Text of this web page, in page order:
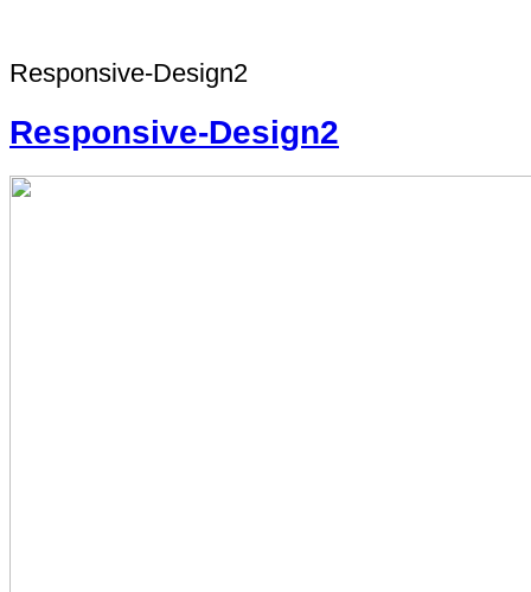
Responsive-Design2
Responsive-Design2